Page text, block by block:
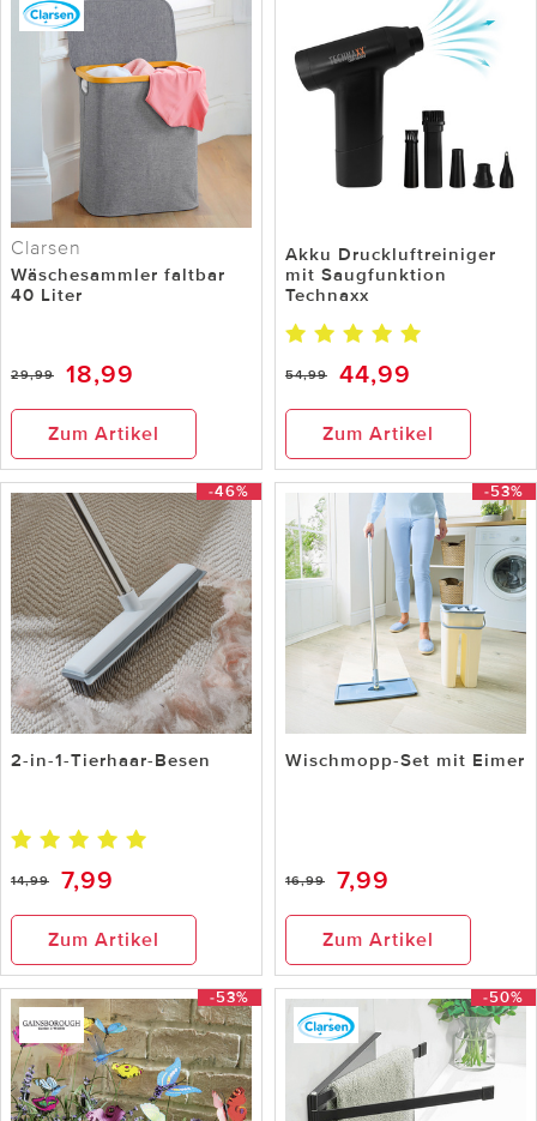
Clarsen
Wäschesammler faltbar
40 Liter
29,99 18,99
Zum Artikel
Akku Druckluftreiniger
mit Saugfunktion
Technaxx
54,99 44,99
Zum Artikel
-46%
2-in-1-Tierhaar-Besen
14,99 7,99
Zum Artikel
-53%
Wischmopp-Set mit Eimer
16,99 7,99
Zum Artikel
-53% -50%